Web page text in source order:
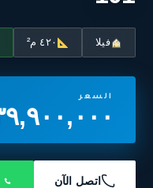
فيلا ٤٢٠ م²
السعر
اتصل الآن